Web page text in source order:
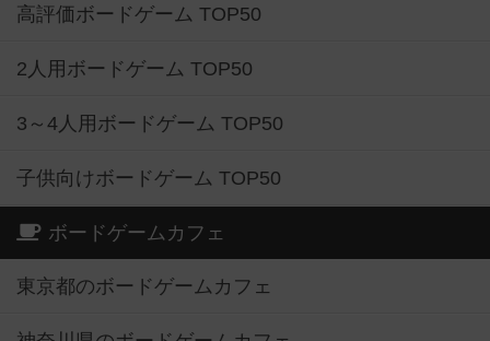
高評価ボードゲーム TOP50
2人用ボードゲーム TOP50
3～4人用ボードゲーム TOP50
子供向けボードゲーム TOP50
ボードゲームカフェ
東京都のボードゲームカフェ